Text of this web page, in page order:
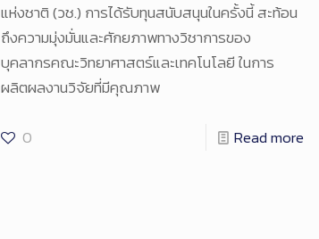
แห่งชาติ (วช.) การได้รับทุนสนับสนุนในครั้งนี้ สะท้อน
ถึงความมุ่งมั่นและศักยภาพทางวิชาการของ
บุคลากรคณะวิทยาศาสตร์และเทคโนโลยี ในการ
ผลิตผลงานวิจัยที่มีคุณภาพ
0 Read more